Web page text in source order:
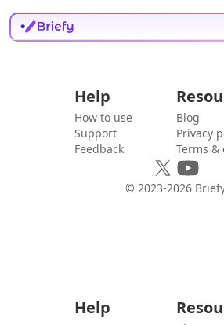
Help
How to use
Support
Feedback
Blog
Privacy
Terms &
© 2023-2026
Help